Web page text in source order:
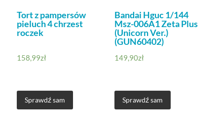
Tort z pampersów
pieluch 4 chrzest
roczek
158,99zł
Sprawdź sam
Bandai Hguc 1/144
Msz-006A1 Zeta Plus
(Unicorn Ver.)
(GUN60402)
149,90zł
Sprawdź sam